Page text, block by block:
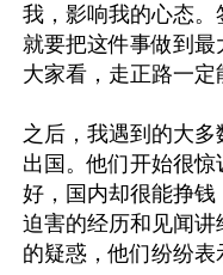
我，影响我的心态
就要把这件事做到
大家看，走正路一定
之后，我遇到的大
出国。他们开始很
好，国内却很能挣
迫害的经历和见闻
的疑惑，他们纷纷表